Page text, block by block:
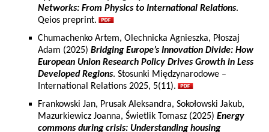
Networks: From Physics to International Relations.
Qeios preprint.
Chumachenko Artem, Olechnicka Agnieszka, Płoszaj
Adam (2025) Bridging Europe’s Innovation Divide: How
European Union Research Policy Drives Growth in Less
Developed Regions. Stosunki Międzynarodowe –
International Relations 2025, 5(11).
Frankowski Jan, Prusak Aleksandra, Sokołowski Jakub,
Mazurkiewicz Joanna, Świetlik Tomasz (2025) Energy
commons during crisis: Understanding housing